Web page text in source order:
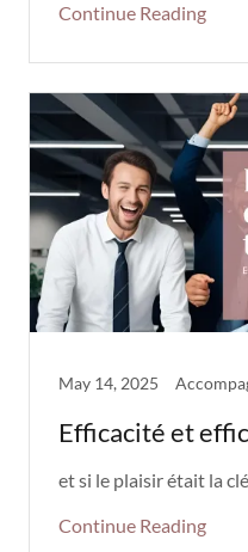
Continue Reading
May 14, 2025
Efficacité et
et si le plaisir était la
Continue Reading